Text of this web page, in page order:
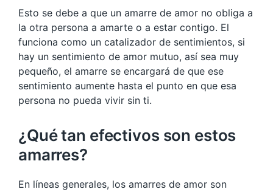
Esto se debe a que un amarre de amor no obliga a
la otra persona a amarte o a estar contigo. El
funciona como un catalizador de sentimientos, si
hay un sentimiento de amor mutuo, así sea muy
pequeño, el amarre se encargará de que ese
sentimiento aumente hasta el punto en que esa
persona no pueda vivir sin ti.
¿Qué tan efectivos son estos
amarres?
En líneas generales, los amarres de amor son